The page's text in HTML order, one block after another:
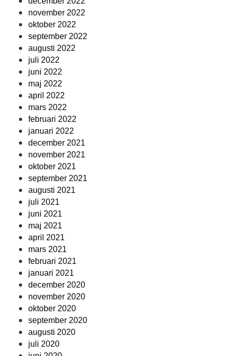
november 2022
oktober 2022
september 2022
augusti 2022
juli 2022
juni 2022
maj 2022
april 2022
mars 2022
februari 2022
januari 2022
december 2021
november 2021
oktober 2021
september 2021
augusti 2021
juli 2021
juni 2021
maj 2021
april 2021
mars 2021
februari 2021
januari 2021
december 2020
november 2020
oktober 2020
september 2020
augusti 2020
juli 2020